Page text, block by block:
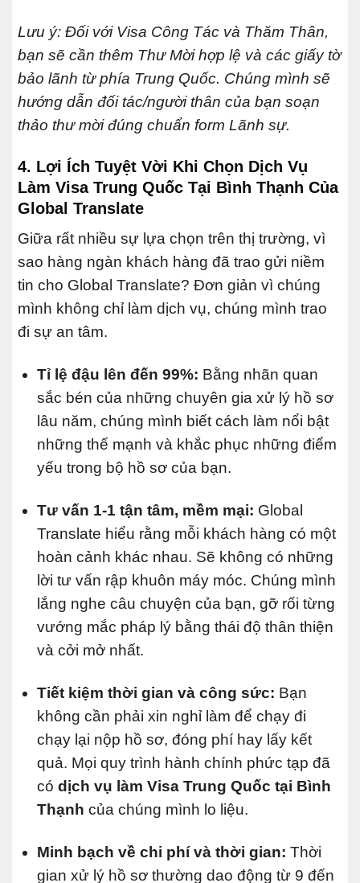
Lưu ý: Đối với Visa Công Tác và Thăm Thân,
bạn sẽ cần thêm Thư Mời hợp lệ và các giấy tờ
bảo lãnh từ phía Trung Quốc. Chúng mình sẽ
hướng dẫn đối tác/người thân của bạn soạn
thảo thư mời đúng chuẩn form Lãnh sự.
4. Lợi Ích Tuyệt Vời Khi Chọn Dịch Vụ
Làm Visa Trung Quốc Tại Bình Thạnh Của
Global Translate
Giữa rất nhiều sự lựa chọn trên thị trường, vì
sao hàng ngàn khách hàng đã trao gửi niềm
tin cho Global Translate? Đơn giản vì chúng
mình không chỉ làm dịch vụ, chúng mình trao
đi sự an tâm.
Tỉ lệ đậu lên đến 99%: Bằng nhãn quan
sắc bén của những chuyên gia xử lý hồ sơ
lâu năm, chúng mình biết cách làm nổi bật
những thế mạnh và khắc phục những điểm
yếu trong bộ hồ sơ của bạn.
Tư vấn 1-1 tận tâm, mềm mại: Global
Translate hiểu rằng mỗi khách hàng có một
hoàn cảnh khác nhau. Sẽ không có những
lời tư vấn rập khuôn máy móc. Chúng mình
lắng nghe câu chuyện của bạn, gỡ rối từng
vướng mắc pháp lý bằng thái độ thân thiện
và cởi mở nhất.
Tiết kiệm thời gian và công sức: Bạn
không cần phải xin nghỉ làm để chạy đi
chạy lại nộp hồ sơ, đóng phí hay lấy kết
quả. Mọi quy trình hành chính phức tạp đã
códịch vụ làm Visa Trung Quốc tại Bình
Thạnh của chúng mình lo liệu.
Minh bạch về chi phí và thời gian: Thời
gian xử lý hồ sơ thường dao động từ 9 đến